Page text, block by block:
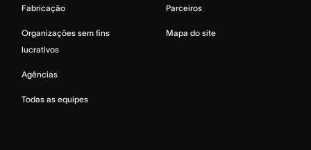
Fabricação
Organizações sem fins
lucrativos
Agências
Todas as equipes
Parceiros
Mapa do site